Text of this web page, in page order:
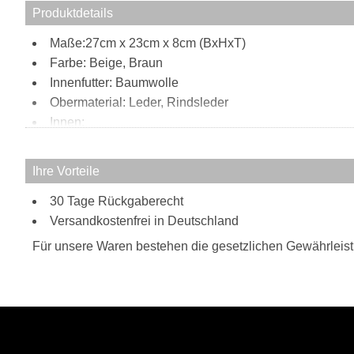
Produktdetails
Maße:27cm x 23cm x 8cm (BxHxT)
Farbe: Beige, Braun
Innenfutter: Baumwolle
Obermaterial: Leder, Rindsleder
Innen:
1 Reißverschlussfach
Außen:
auf der einen Seite, befinden sich feine,
Tragweise:
Umhängetasche
Ihre Vorteile
30 Tage Rückgaberecht
Versandkostenfrei in Deutschland
Für unsere Waren bestehen die gesetzlichen